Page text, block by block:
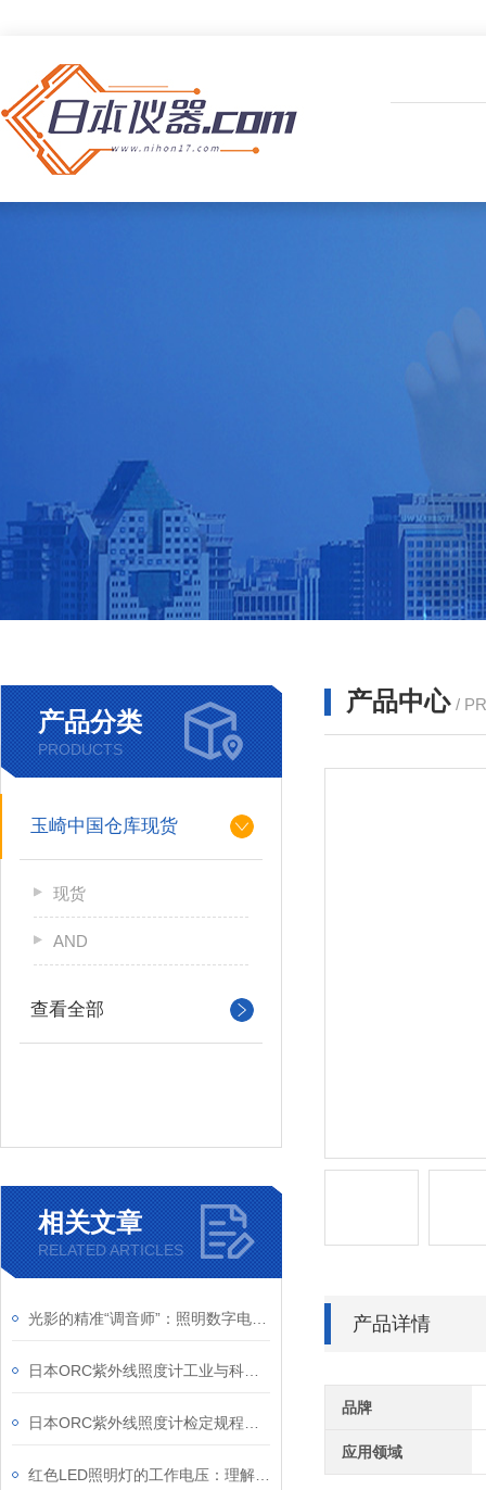
产品分类
PRODUCTS
玉崎中国仓库现货
现货
AND
查看全部
相关文章
RELATED ARTICLES
产品中心 /
产品详情
品牌
应用领域